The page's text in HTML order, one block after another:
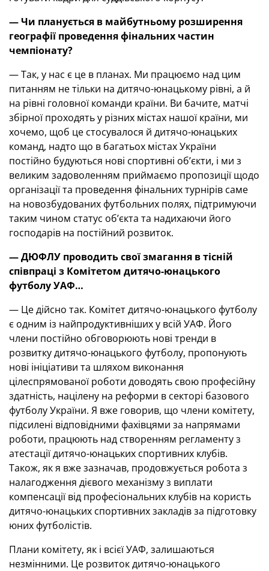
— Чи планується в майбутньому розширення
географії проведення фінальних частин
чемпіонату?
— Так, у нас є це в планах. Ми працюємо над цим
питанням не тільки на дитячо-юнацькому рівні, а й
на рівні головної команди країни. Ви бачите, матчі
збірної проходять у різних містах нашої країни, ми
хочемо, щоб це стосувалося й дитячо-юнацьких
команд, надто що в багатьох містах України
постійно будуються нові спортивні об’єкти, і ми з
великим задоволенням приймаємо пропозиції щодо
організації та проведення фінальних турнірів саме
на новозбудованих футбольних полях, підтримуючи
таким чином статус об’єкта та надихаючи його
господарів на постійний розвиток.
— ДЮФЛУ проводить свої змагання в тісній
співпраці з Комітетом дитячо-юнацького
футболу УАФ…
— Це дійсно так. Комітет дитячо-юнацького футболу
є одним із найпродуктивніших у всій УАФ. Його
члени постійно обговорюють нові тренди в
розвитку дитячо-юнацького футболу, пропонують
нові ініціативи та шляхом виконання
цілеспрямованої роботи доводять свою професійну
здатність, націлену на реформи в секторі базового
футболу України. Я вже говорив, що члени комітету,
підсилені відповідними фахівцями за напрямами
роботи, працюють над створенням регламенту з
атестації дитячо-юнацьких спортивних клубів.
Також, як я вже зазначав, продовжується робота з
налагодження дієвого механізму з виплати
компенсації від професіональних клубів на користь
дитячо-юнацьких спортивних закладів за підготовку
юних футболістів.
Плани комітету, як і всієї УАФ, залишаються
незмінними. Це розвиток дитячо-юнацького